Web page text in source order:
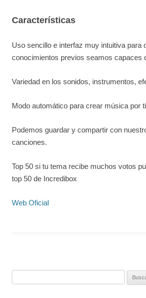
Características
Uso sencillo e interfaz muy intuitiva para
conocimientos previos seamos capaces
Variedad en los sonidos, instrumentos,
Modo automático para crear música por
Podemos guardar y compartir con
canciones.
Top 50 si tu tema recibe muchos votos
top 50 de Incredibox
Web Oficial